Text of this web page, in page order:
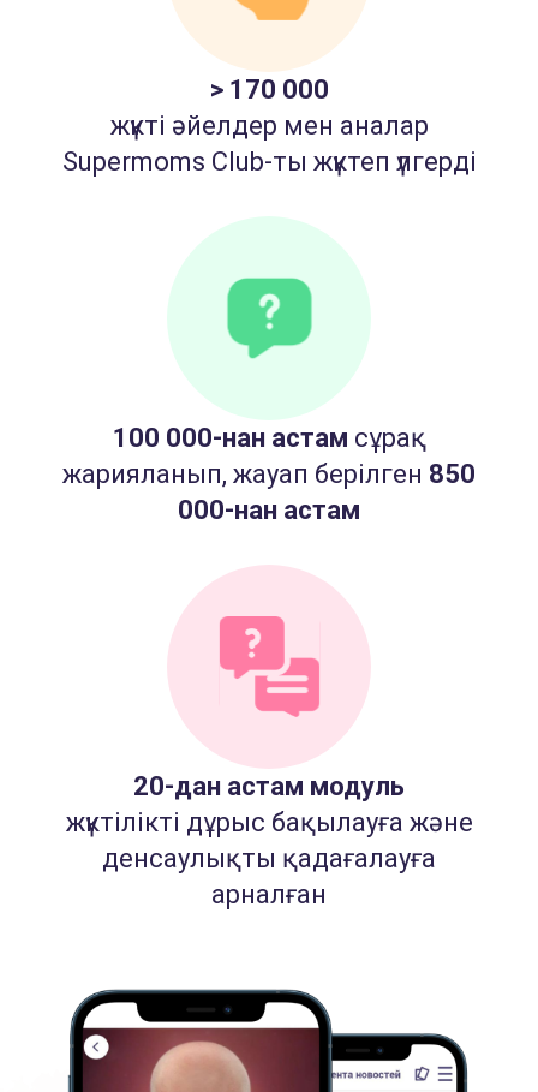
> 170 000
жүкті әйелдер мен аналар
Supermoms Club-ты жүктеп үлгерді
100 000-нан астам сұрақ
жарияланып, жауап берілген 850
000-нан астам
20-дан астам модуль
жүктілікті дұрыс бақылауға және
денсаулықты қадағалауға
арналған